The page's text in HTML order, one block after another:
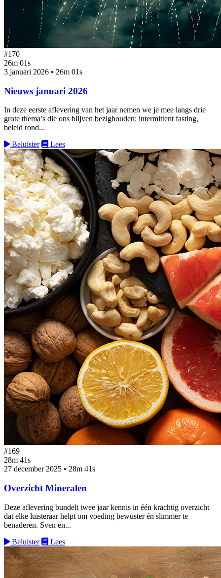
#170
26m 01s
3 januari 2026 • 26m 01s
Nieuws januari 2026
In deze eerste aflevering van het jaar nemen we je mee langs drie
grote thema’s die ons blijven bezighouden: intermittent fasting,
beleid rond...
Beluister
Lees
#169
28m 41s
27 december 2025 • 28m 41s
Overzicht Mineralen
Deze aflevering bundelt twee jaar kennis in één krachtig overzicht
dat elke luisteraar helpt om voeding bewuster én slimmer te
benaderen. Sven en...
Beluister
Lees